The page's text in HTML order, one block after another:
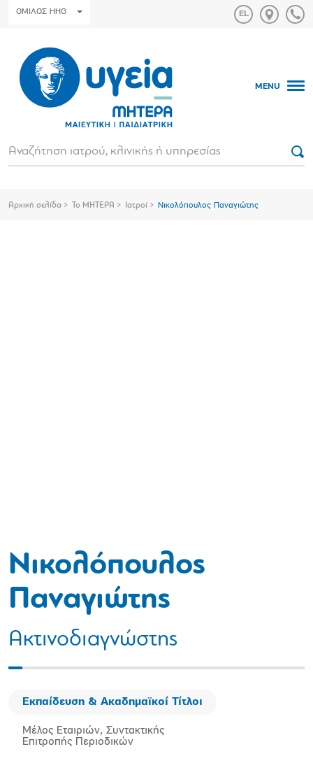
ΟΜΙΛΟΣ HHG
MENU
Αρχική σελίδα Το ΜΗΤΕΡΑ Ιατροί Νικολόπουλος Παναγιώτης
Νικολόπουλος
Παναγιώτης
Ακτινοδιαγνώστης
Εκπαίδευση & Ακαδημαϊκοί Τίτλοι
Μέλος Εταιριών, Συντακτικής
Επιτροπής Περιοδικών